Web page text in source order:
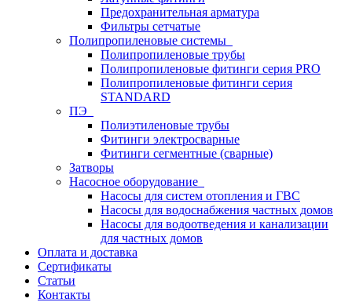
Предохранительная арматура
Фильтры сетчатые
Полипропиленовые системы
Полипропиленовые трубы
Полипропиленовые фитинги серия PRO
Полипропиленовые фитинги серия
STANDARD
ПЭ
Полиэтиленовые трубы
Фитинги электросварные
Фитинги сегментные (сварные)
Затворы
Насосное оборудование
Насосы для систем отопления и ГВС
Насосы для водоснабжения частных домов
Насосы для водоотведения и канализации
для частных домов
Оплата и доставка
Сертификаты
Статьи
Контакты